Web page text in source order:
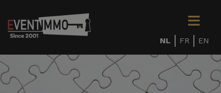
NL FR EN